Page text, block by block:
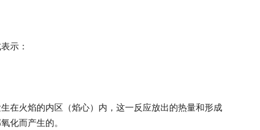
示：
在火焰的内区（焰心）内，这一反应放出的热量和形成
化而产生的。